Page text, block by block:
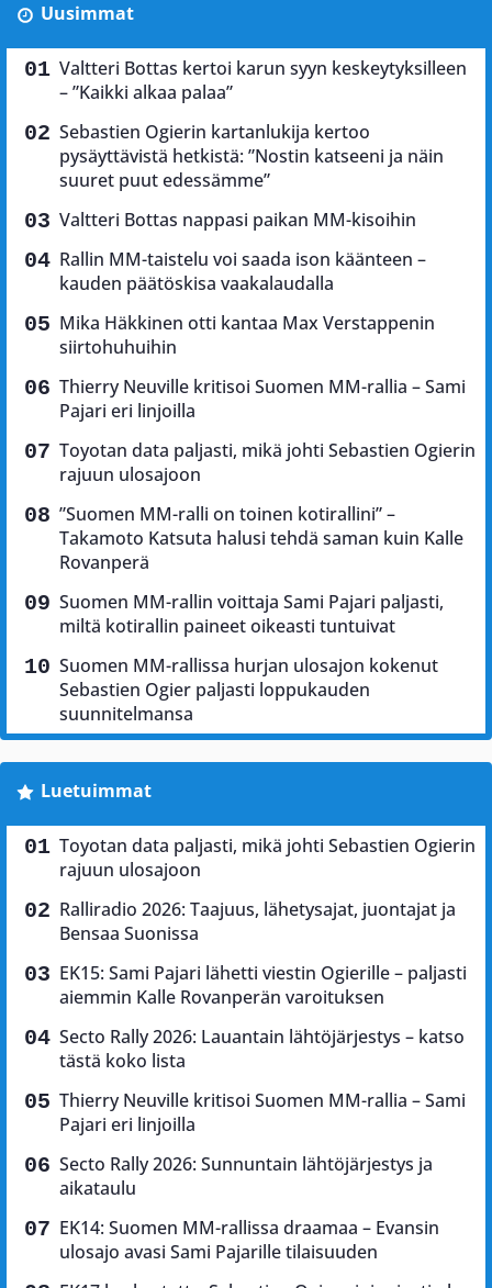
Uusimmat
Valtteri Bottas kertoi karun syyn keskeytyksilleen
– ”Kaikki alkaa palaa”
Sebastien Ogierin kartanlukija kertoo
pysäyttävistä hetkistä: ”Nostin katseeni ja näin
suuret puut edessämme”
Valtteri Bottas nappasi paikan MM-kisoihin
Rallin MM-taistelu voi saada ison käänteen –
kauden päätöskisa vaakalaudalla
Mika Häkkinen otti kantaa Max Verstappenin
siirtohuhuihin
Thierry Neuville kritisoi Suomen MM-rallia – Sami
Pajari eri linjoilla
Toyotan data paljasti, mikä johti Sebastien Ogierin
rajuun ulosajoon
”Suomen MM-ralli on toinen kotirallini” –
Takamoto Katsuta halusi tehdä saman kuin Kalle
Rovanperä
Suomen MM-rallin voittaja Sami Pajari paljasti,
miltä kotirallin paineet oikeasti tuntuivat
Suomen MM-rallissa hurjan ulosajon kokenut
Sebastien Ogier paljasti loppukauden
suunnitelmansa
Luetuimmat
Toyotan data paljasti, mikä johti Sebastien Ogierin
rajuun ulosajoon
Ralliradio 2026: Taajuus, lähetysajat, juontajat ja
Bensaa Suonissa
EK15: Sami Pajari lähetti viestin Ogierille – paljasti
aiemmin Kalle Rovanperän varoituksen
Secto Rally 2026: Lauantain lähtöjärjestys – katso
tästä koko lista
Thierry Neuville kritisoi Suomen MM-rallia – Sami
Pajari eri linjoilla
Secto Rally 2026: Sunnuntain lähtöjärjestys ja
aikataulu
EK14: Suomen MM-rallissa draamaa – Evansin
ulosajo avasi Sami Pajarille tilaisuuden